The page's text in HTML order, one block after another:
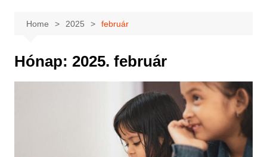
Home 2025 február
Hónap: 2025. február